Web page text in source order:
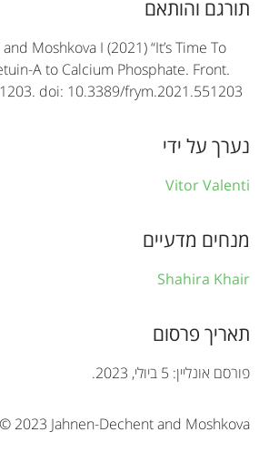
n
o
r
t
i
n
תורגם והותאם
Moshkova I (2021) “It’s Time To
A to Calcium Phosphate. Front.
doi: 10.3389/frym.2021.551203
נערך על ידי
Vitor Valenti
מנחים מדעיים
Shahira Khair
תאריך פרסום
פורסם אונליין: 5 ביולי, 2023.
2023 Jahnen-Dechent and Moshkova